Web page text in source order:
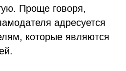
Проще говоря,
адресуется
которые являются